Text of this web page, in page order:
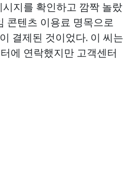
지를 확인하고 깜짝 놀랐
콘텐츠 이용료 명목으로
결제된 것이었다. 이 씨는
에 연락했지만 고객센터